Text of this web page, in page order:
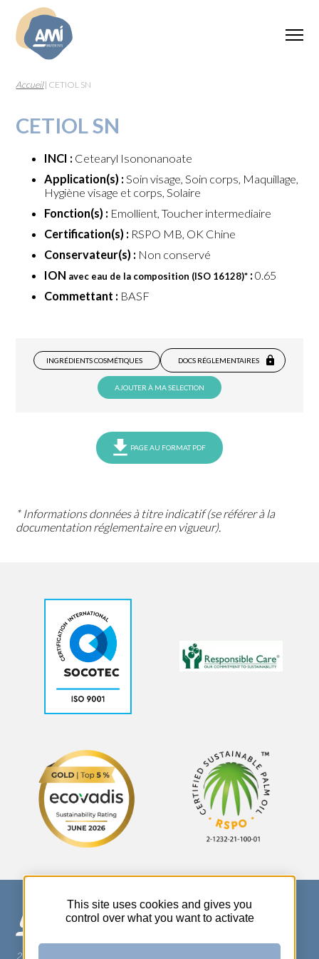
Accueil| CETIOL SN
CETIOL SN
INCI : Cetearyl Isononanoate
Application(s) : Soin visage, Soin corps, Maquillage,
Hygiène visage et corps, Solaire
Fonction(s) : Emollient, Toucher intermediaire
Certification(s) : RSPO MB, OK Chine
Conservateur(s) : Non conservé
ION avec eau de la composition (ISO 16128)* : 0.65
Commettant : BASF
INGRÉDIENTS COSMÉTIQUES DOCS RÉGLEMENTAIRES
AJOUTER À MA SELECTION
PAGE AU FORMAT PDF
* Informations données à titre indicatif (se référer à la
documentation réglementaire en vigueur).
270 Rue Thérèse Planiol - 37310 TAUXIGNY
This site uses cookies and gives you
control over what you want to activate